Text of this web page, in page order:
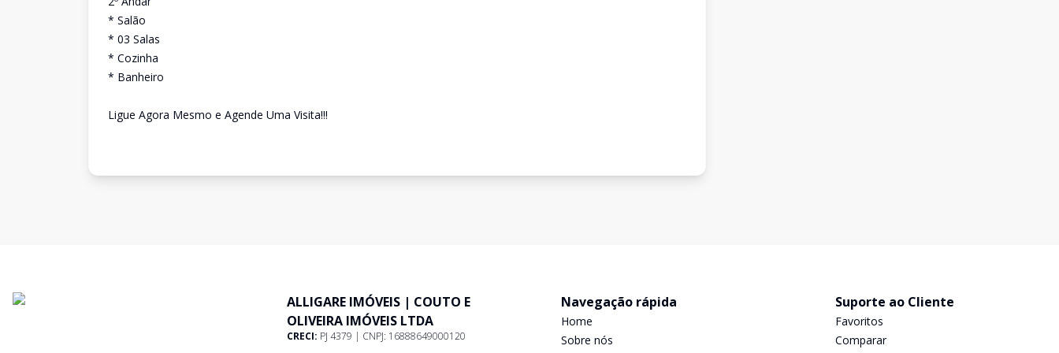
* Salão
* 03 Salas
* Cozinha
* Banheiro
Ligue Agora Mesmo e Agende Uma Visita!!!
ALLIGARE IMÓVEIS | COUTO E
OLIVEIRA IMÓVEIS LTDA
CRECI: PJ 4379 | CNPJ: 16888649000120
Navegação rápida
Home
Sobre nós
Suporte ao Cliente
Favoritos
Comparar